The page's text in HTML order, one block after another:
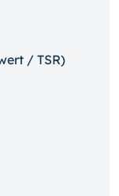
/ TSR)